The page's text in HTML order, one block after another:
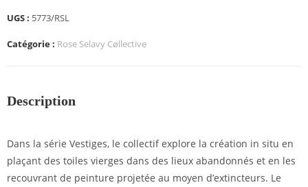
UGS : 5773/RSL
Catégorie : Rose Selavy Cøllective
Description
Dans la série Vestiges, le collectif explore la création in situ en
plaçant des toiles vierges dans des lieux abandonnés et en les
recouvrant de peinture projetée au moyen d’extincteurs. Le